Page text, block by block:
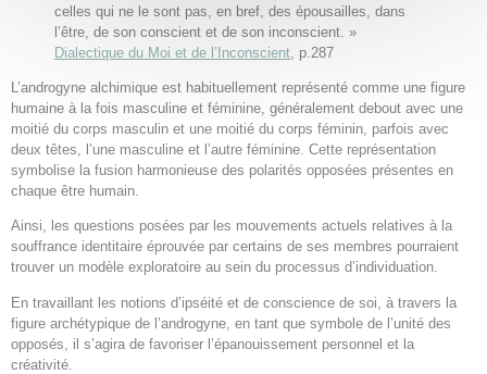
celles qui ne le sont pas, en bref, des épousailles, dans
l’être, de son conscient et de son inconscient. »
Dialectique du Moi et de l’Inconscient , p.287
L’androgyne alchimique est habituellement représenté comme une figure
humaine à la fois masculine et féminine, généralement debout avec une
moitié du corps masculin et une moitié du corps féminin, parfois avec
deux têtes, l’une masculine et l’autre féminine. Cette représentation
symbolise la fusion harmonieuse des polarités opposées présentes en
chaque être humain.
Ainsi, les questions posées par les mouvements actuels relatives à la
souffrance identitaire éprouvée par certains de ses membres pourraient
trouver un modèle exploratoire au sein du processus d’individuation.
En travaillant les notions d’ipséité et de conscience de soi, à travers la
figure archétypique de l’androgyne, en tant que symbole de l’unité des
opposés, il s’agira de favoriser l’épanouissement personnel et la
créativité.